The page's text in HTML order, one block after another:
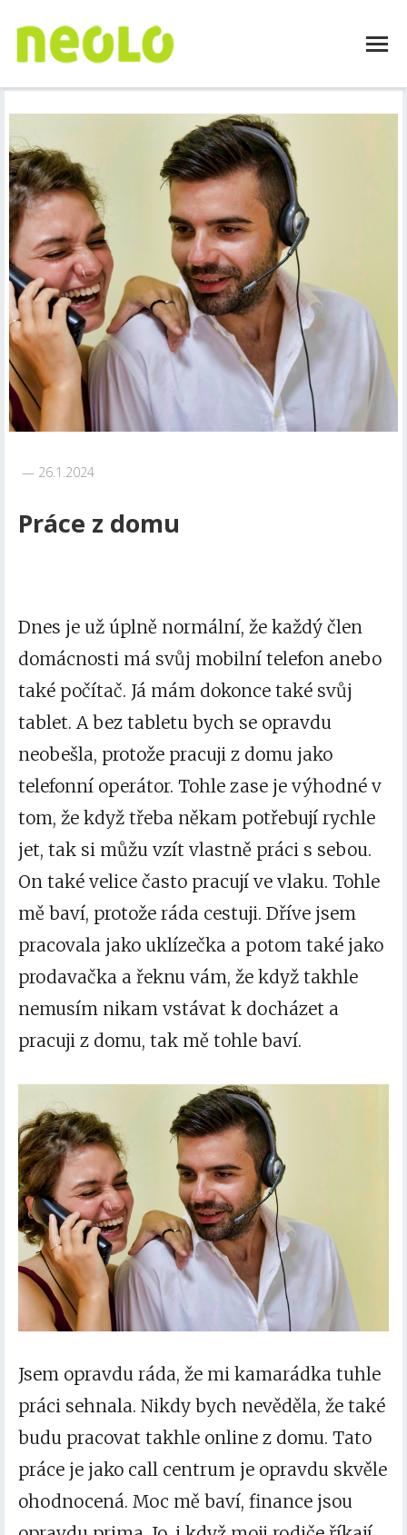
26.1.2024
Práce z domu
Dnes je už úplně normální, že každý člen
domácnosti má svůj mobilní telefon anebo
také počítač. Já mám dokonce také svůj
tablet. A bez tabletu bych se opravdu
neobešla, protože pracuji z domu jako
telefonní operátor. Tohle zase je výhodné v
tom, že když třeba někam potřebují rychle
jet, tak si můžu vzít vlastně práci s sebou.
On také velice často pracují ve vlaku. Tohle
mě baví, protože ráda cestuji. Dříve jsem
pracovala jako uklízečka a potom také jako
prodavačka a řeknu vám, že když takhle
nemusím nikam vstávat k docházet a
pracuji z domu, tak mě tohle baví.
Jsem opravdu ráda, že mi kamarádka tuhle
práci sehnala. Nikdy bych nevěděla, že také
budu pracovat takhle online z domu. Tato
práce je jako call centrum je opravdu skvěle
ohodnocená. Moc mě baví, finance jsou